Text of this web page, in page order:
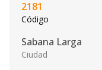
2181
Código
Sabana Larga
Ciudad